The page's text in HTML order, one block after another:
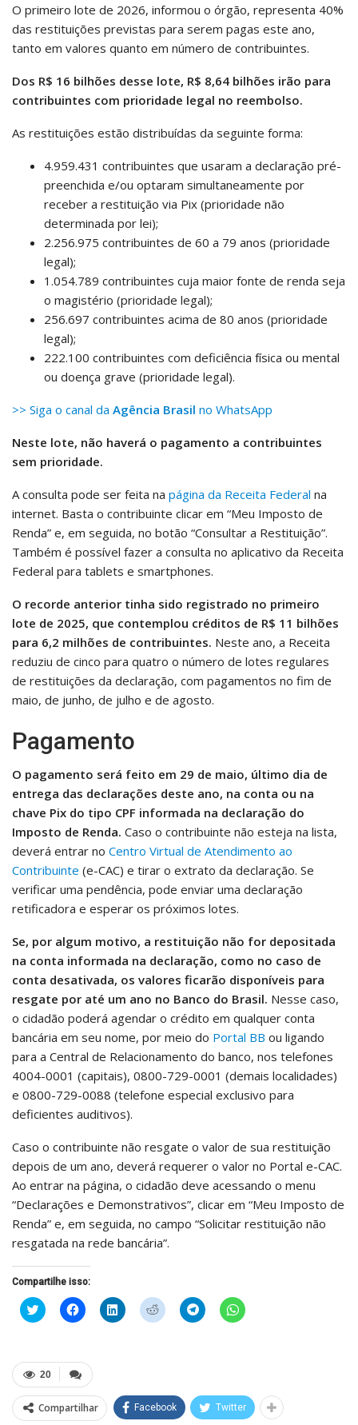
O primeiro lote de 2026, informou o órgão, representa 40%
das restituições previstas para serem pagas este ano,
tanto em valores quanto em número de contribuintes.
Dos R$ 16 bilhões desse lote, R$ 8,64 bilhões irão para
contribuintes com prioridade legal no reembolso.
As restituições estão distribuídas da seguinte forma:
4.959.431 contribuintes que usaram a declaração pré-
preenchida e/ou optaram simultaneamente por
receber a restituição via Pix (prioridade não
determinada por lei);
2.256.975 contribuintes de 60 a 79 anos (prioridade
legal);
1.054.789 contribuintes cuja maior fonte de renda seja
o magistério (prioridade legal);
256.697 contribuintes acima de 80 anos (prioridade
legal);
222.100 contribuintes com deficiência física ou mental
ou doença grave (prioridade legal).
>> Siga o canal da Agência Brasil no WhatsApp
Neste lote, não haverá o pagamento a contribuintes
sem prioridade.
A consulta pode ser feita na página da Receita Federal na
internet. Basta o contribuinte clicar em “Meu Imposto de
Renda” e, em seguida, no botão “Consultar a Restituição”.
Também é possível fazer a consulta no aplicativo da Receita
Federal para tablets e smartphones.
O recorde anterior tinha sido registrado no primeiro
lote de 2025, que contemplou créditos de R$ 11 bilhões
para 6,2 milhões de contribuintes. Neste ano, a Receita
reduziu de cinco para quatro o número de lotes regulares
de restituições da declaração, com pagamentos no fim de
maio, de junho, de julho e de agosto.
Pagamento
O pagamento será feito em 29 de maio, último dia de
entrega das declarações deste ano, na conta ou na
chave Pix do tipo CPF informada na declaração do
Imposto de Renda. Caso o contribuinte não esteja na lista,
deverá entrar no Centro Virtual de Atendimento ao
Contribuinte (e-CAC) e tirar o extrato da declaração. Se
verificar uma pendência, pode enviar uma declaração
retificadora e esperar os próximos lotes.
Se, por algum motivo, a restituição não for depositada
na conta informada na declaração, como no caso de
conta desativada, os valores ficarão disponíveis para
resgate por até um ano no Banco do Brasil. Nesse caso,
o cidadão poderá agendar o crédito em qualquer conta
bancária em seu nome, por meio do Portal BB ou ligando
para a Central de Relacionamento do banco, nos telefones
4004-0001 (capitais), 0800-729-0001 (demais localidades)
e 0800-729-0088 (telefone especial exclusivo para
deficientes auditivos).
Caso o contribuinte não resgate o valor de sua restituição
depois de um ano, deverá requerer o valor no Portal e-CAC.
Ao entrar na página, o cidadão deve acessando o menu
“Declarações e Demonstrativos”, clicar em “Meu Imposto de
Renda” e, em seguida, no campo “Solicitar restituição não
resgatada na rede bancária”.
Compartilhe isso:
Clique
para
em
nova
janela)
Clique
para
em
nova
janela)
Clique
para
Clique
para
Clique
para
Clique
para
20
Compartilhar Facebook Twitter